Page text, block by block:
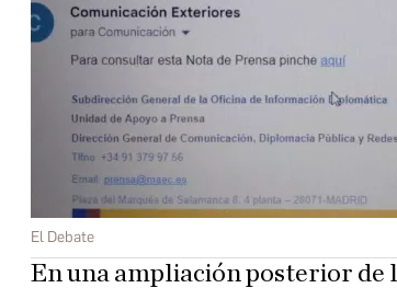
El Debate
En una ampliación posterior de